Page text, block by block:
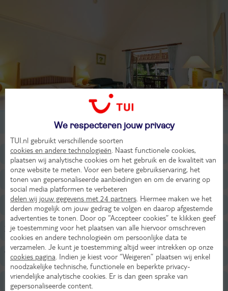
Beoordeling van 44 TUI-gasten
2-persoonskamer, Standaard, 1-3 pers
Ligging
Faciliteiten
Restaurants/Bars
Zwembaden
Wellness
Sport & Activiteiten
We respecteren jouw privacy
TUI.nl gebruikt verschillende soorten
cookies en andere technologieën . Naast functionele cookies,
plaatsen wij analytische cookies om het gebruik en de kwaliteit van
onze website te meten. Voor een betere gebruikservaring, het
tonen van gepersonaliseerde aanbiedingen en om de ervaring op
social media platformen te verbeteren
delen wij jouw gegevens met 24 partners . Hiermee maken we het
derden mogelijk om jouw gedrag te volgen en daarop afgestemde
advertenties te tonen. Door op “Accepteer cookies” te klikken geef
je toestemming voor het plaatsen van alle hiervoor omschreven
cookies en andere technologieën om persoonlijke data te
verzamelen. Je kunt je toestemming altijd weer intrekken op onze
cookies pagina . Indien je kiest voor “Weigeren” plaatsen wij enkel
noodzakelijke technische, functionele en beperkte privacy-
vriendelijke analytische cookies. Er is dan geen sprake van
gepersonaliseerde content.